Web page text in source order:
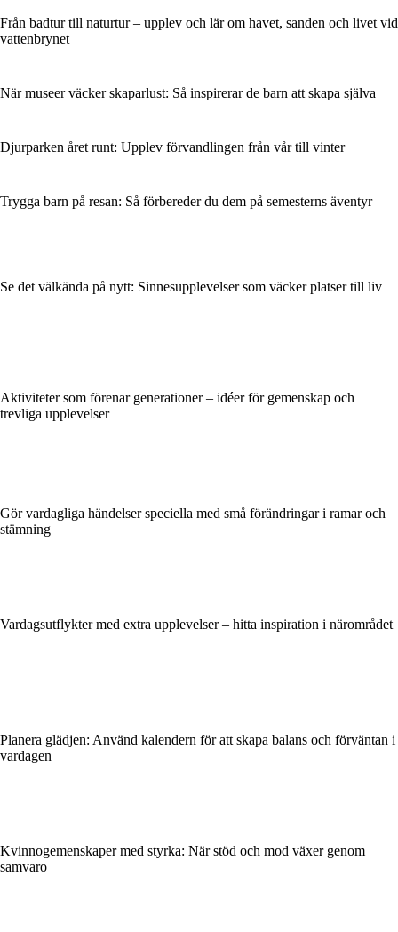
Från badtur till naturtur – upplev och lär om havet, sanden och livet vid
vattenbrynet
När museer väcker skaparlust: Så inspirerar de barn att skapa själva
Djurparken året runt: Upplev förvandlingen från vår till vinter
Trygga barn på resan: Så förbereder du dem på semesterns äventyr
Se det välkända på nytt: Sinnesupplevelser som väcker platser till liv
Aktiviteter som förenar generationer – idéer för gemenskap och
trevliga upplevelser
Gör vardagliga händelser speciella med små förändringar i ramar och
stämning
Vardagsutflykter med extra upplevelser – hitta inspiration i närområdet
Planera glädjen: Använd kalendern för att skapa balans och förväntan i
vardagen
Kvinnogemenskaper med styrka: När stöd och mod växer genom
samvaro